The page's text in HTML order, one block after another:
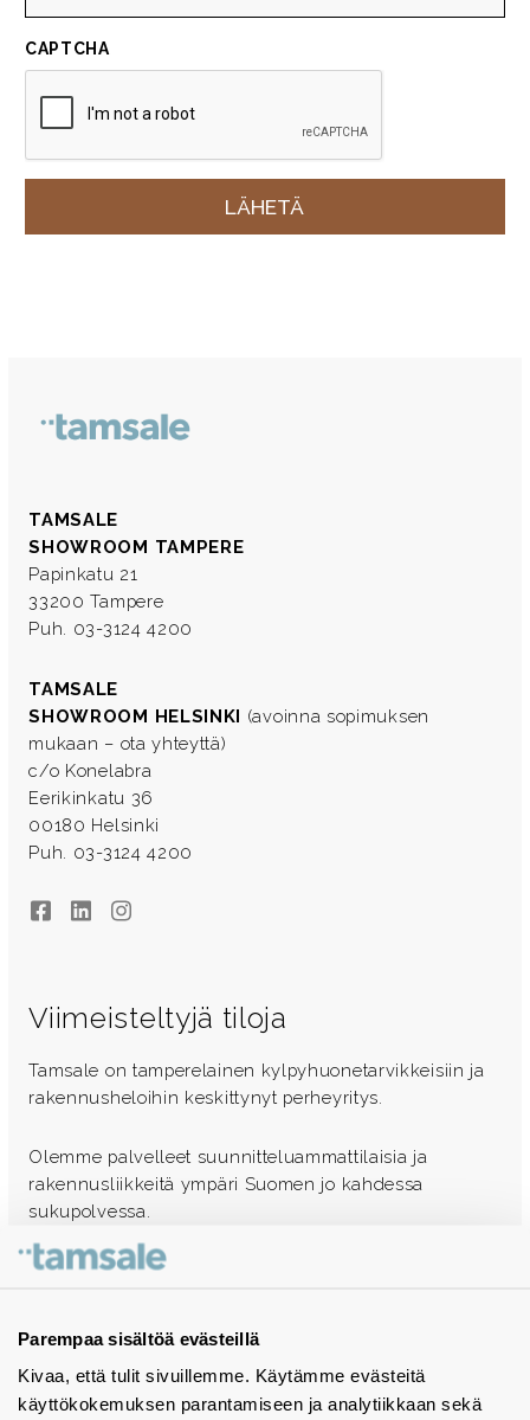
Parempaa sisältöä evästeillä
Kivaa, että tulit sivuillemme. Käytämme evästeitä
käyttökokemuksen parantamiseen ja analytiikkaan sekä
CAPTCHA
TAMSALE
SHOWROOM TAMPERE
Papinkatu 21
33200 Tampere
Puh. 03-3124 4200
TAMSALE
SHOWROOM HELSINKI (avoinna sopimuksen
mukaan – ota yhteyttä)
c/o Konelabra
Eerikinkatu 36
00180 Helsinki
Puh. 03-3124 4200
FacebookLinkedInInstagram
Viimeisteltyjä tiloja
Tamsale on tamperelainen kylpyhuonetarvikkeisiin ja
rakennusheloihin keskittynyt perheyritys.
Olemme palvelleet suunnitteluammattilaisia ja
rakennusliikkeitä ympäri Suomen jo kahdessa
sukupolvessa.
Ota yhteyttä - autamme mielellämme
Tuotekuvastot
Instagram